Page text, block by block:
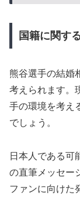
国籍に関す
熊谷選手の結婚
考えられます。
手の環境を考え
でしょう。
日本人である可
の直筆メッセー
ファンに向けた